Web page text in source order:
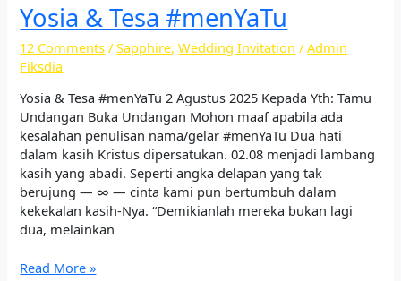
Yosia & Tesa #menYaTu
12 Comments /Sapphire,Wedding Invitation /Admin
Fiksdia
Yosia & Tesa #menYaTu 2 Agustus 2025 Kepada Yth: Tamu
Undangan Buka Undangan Mohon maaf apabila ada
kesalahan penulisan nama/gelar #menYaTu Dua hati
dalam kasih Kristus dipersatukan. 02.08 menjadi lambang
kasih yang abadi. Seperti angka delapan yang tak
berujung — ∞ — cinta kami pun bertumbuh dalam
kekekalan kasih-Nya. “Demikianlah mereka bukan lagi
dua, melainkan
Read More »